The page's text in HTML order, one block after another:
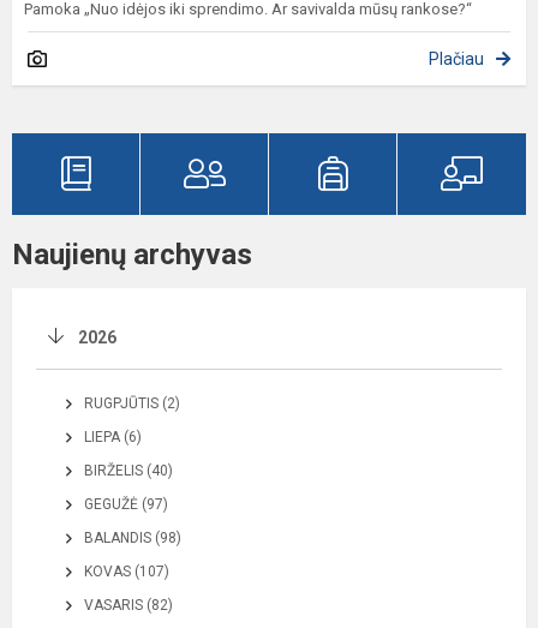
Pamoka „Nuo idėjos iki sprendimo. Ar savivalda mūsų rankose?“
Plačiau
Naujienų archyvas
2026
RUGPJŪTIS (2)
LIEPA (6)
BIRŽELIS (40)
GEGUŽĖ (97)
BALANDIS (98)
KOVAS (107)
VASARIS (82)